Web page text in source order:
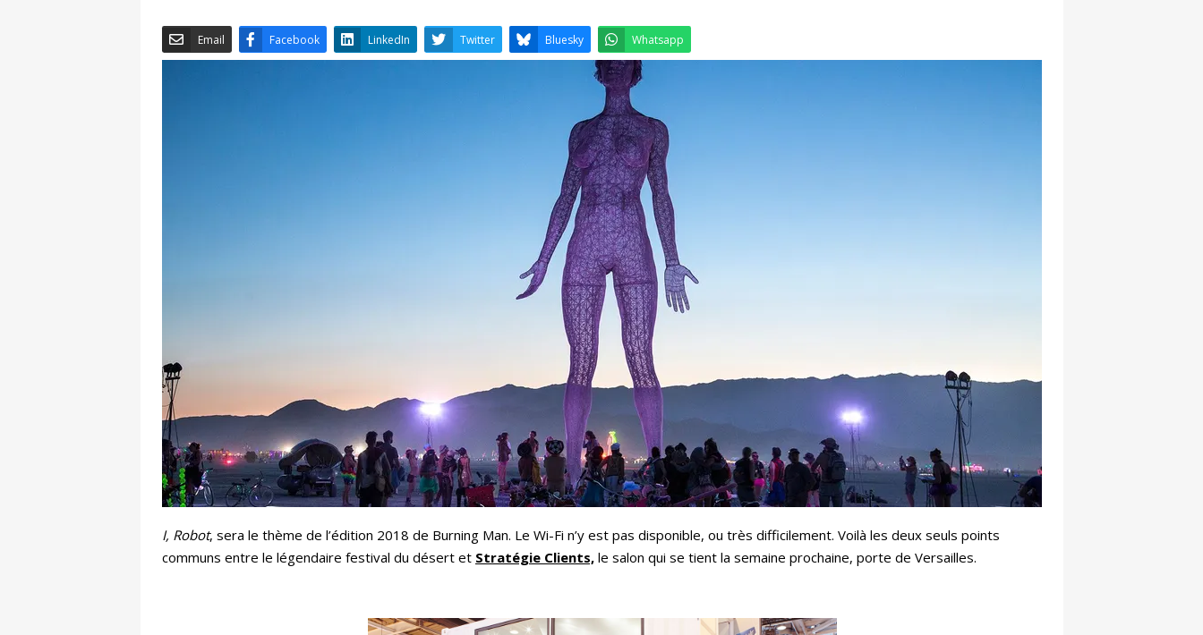
Twitter
I, Robot, sera le thème de l’édition 2018 de Burning Man. Le Wi-Fi n’y est pas disponible, ou très difficilement. Voilà les deux seuls points
communs entre le légendaire festival du désert et Stratégie Clients, le salon qui se tient la semaine prochaine, porte de Versailles.